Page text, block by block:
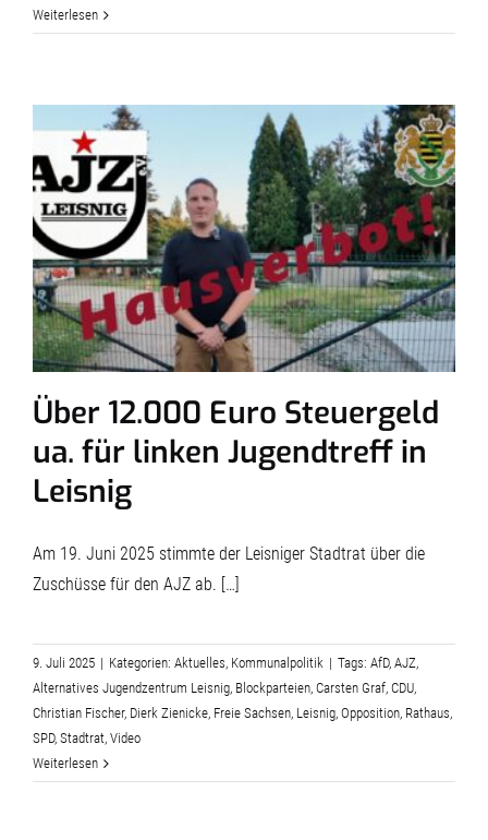
Weiterlesen
Über 12.000 Euro Steuergeld
ua. für linken Jugendtreff in
Leisnig
Am 19. Juni 2025 stimmte der Leisniger Stadtrat über die
Zuschüsse für den AJZ ab. […]
9. Juli 2025 | Kategorien: Aktuelles, Kommunalpolitik | Tags: AfD, AJZ,
Alternatives Jugendzentrum Leisnig, Blockparteien, Carsten Graf, CDU,
Christian Fischer, Dierk Zienicke, Freie Sachsen, Leisnig, Opposition, Rathaus,
SPD, Stadtrat, Video
Weiterlesen